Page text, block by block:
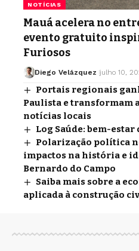
NOTÍCIAS
Mauá acelera no
evento gratuito
Furiosos
Diego Velázquez julho 10,
Portais regionais
Paulista e transformam
notícias locais
Log Saúde: bem-
Polarização política
impactos na história e
Bernardo do Campo
Saiba mais sobre a
aplicada à construção